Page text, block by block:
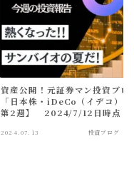
資産公開！元証券マン投資ブロ
「日本株・iDeCo（イデコ）
第2週】 2024/7/12日時点
2024.07.13 投資ブログ（